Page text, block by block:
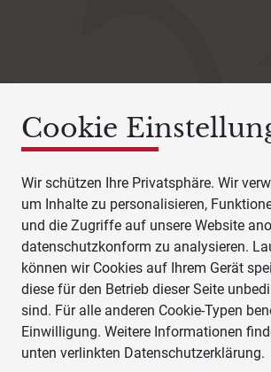
Cookie
Wir schützen Ihre Privatsphäre. Wir
um Inhalte zu personalisieren,
und die Zugriffe auf unsere Website
datenschutzkonform zu analysieren.
können wir Cookies auf Ihrem Gerät
diese für den Betrieb dieser Seite
sind. Für alle anderen Cookie-Typen
Einwilligung. Weitere Informationen
unten verlinkten Datenschutzerklärung.